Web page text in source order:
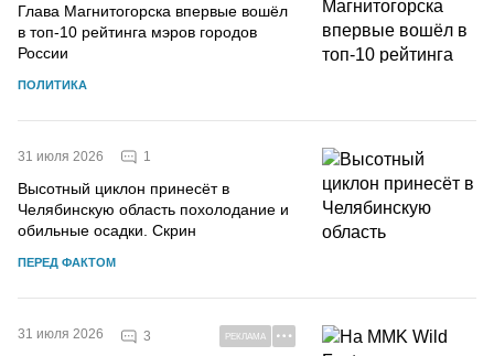
Глава Магнитогорска впервые вошёл
в топ-10 рейтинга мэров городов
России
ПОЛИТИКА
31 июля 2026 1
Высотный циклон принесёт в
Челябинскую область похолодание и
обильные осадки. Скрин
ПЕРЕД ФАКТОМ
31 июля 2026 3 РЕКЛАМА